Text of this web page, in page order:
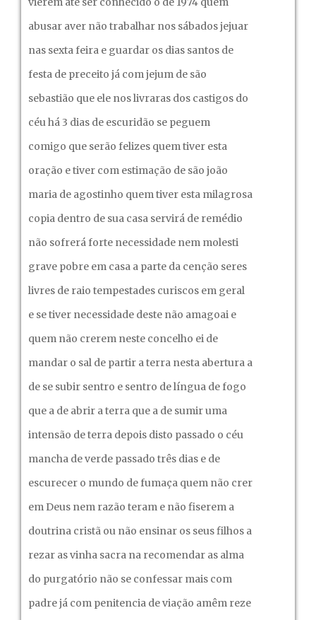
abusar aver não trabalhar nos sábados jejuar
nas sexta feira e guardar os dias santos de
festa de preceito já com jejum de são
sebastião que ele nos livraras dos castigos do
céu há 3 dias de escuridão se peguem
comigo que serão felizes quem tiver esta
oração e tiver com estimação de são joão
maria de agostinho quem tiver esta milagrosa
copia dentro de sua casa servirá de remédio
não sofrerá forte necessidade nem molesti
grave pobre em casa a parte da cenção seres
livres de raio tempestades curiscos em geral
e se tiver necessidade deste não amagoai e
quem não crerem neste concelho ei de
mandar o sal de partir a terra nesta abertura a
de se subir sentro e sentro de língua de fogo
que a de abrir a terra que a de sumir uma
intensão de terra depois disto passado o céu
mancha de verde passado três dias e de
escurecer o mundo de fumaça quem não crer
em Deus nem razão teram e não fiserem a
doutrina cristã ou não ensinar os seus filhos a
rezar as vinha sacra na recomendar as alma
do purgatório não se confessar mais com
padre já com penitencia de viação amêm reze